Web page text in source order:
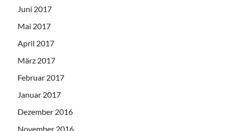
Juni 2017
Mai 2017
April 2017
März 2017
Februar 2017
Januar 2017
Dezember 2016
November 2016